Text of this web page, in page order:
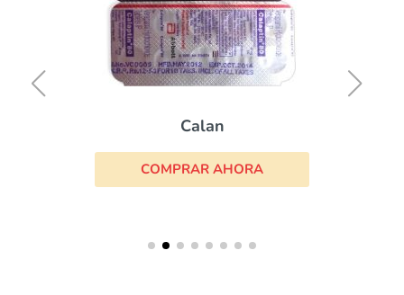
Calan
COMPRAR AHORA